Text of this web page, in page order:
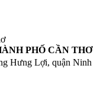
PHỐ CẦN THƠ
Hưng Lợi, quận Ninh